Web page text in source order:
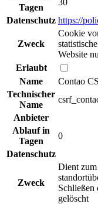
Tagen
Datenschutz https://
Zweck
Cookie
Website
Erlaubt
Name
Contao
Technischer
Name
Anbieter
Ablauf in
Tagen
0
Datenschutz
Zweck
Dient zum
Schließen
gelöscht